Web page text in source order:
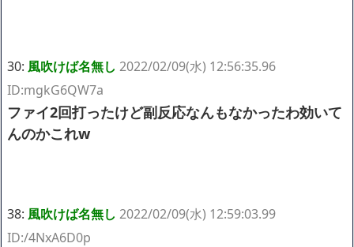
30: 風吹けば名無し 2022/02/09(水) 12:56:35.96
ID:mgkG6QW7a
ファイ2回打ったけど副反応なんもなかったわ効いて
んのかこれw
38: 風吹けば名無し 2022/02/09(水) 12:59:03.99
ID:/4NxA6D0p